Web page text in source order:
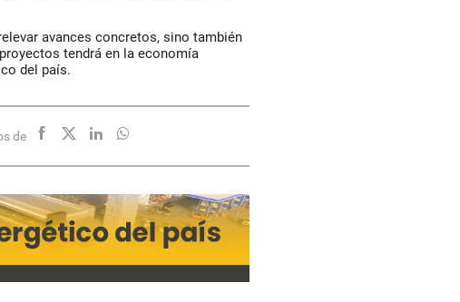
avances concretos, sino también
tendrá en la economía
del país.
de